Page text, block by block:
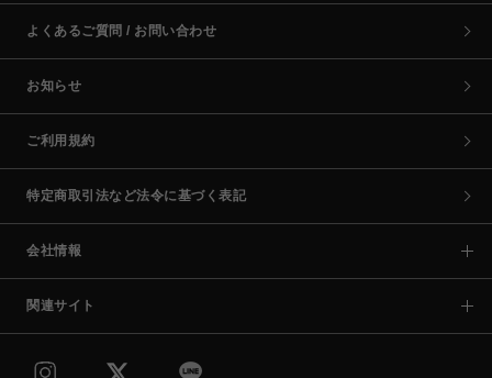
よくあるご質問 / お問い合わせ
お知らせ
ご利用規約
特定商取引法など法令に基づく表記
会社情報
関連サイト